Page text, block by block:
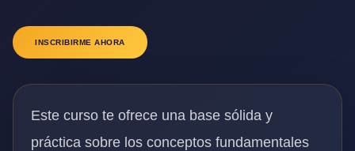
INSCRIBIRME AHORA
Este curso te ofrece una base sólida y
práctica sobre los conceptos fundamentales